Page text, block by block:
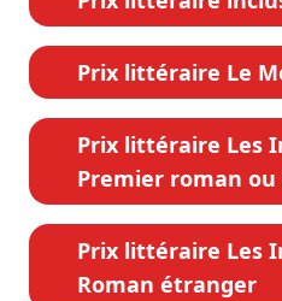
Prix littéraire Le
Prix littéraire Les
Premier roman
Prix littéraire Les
Roman étranger